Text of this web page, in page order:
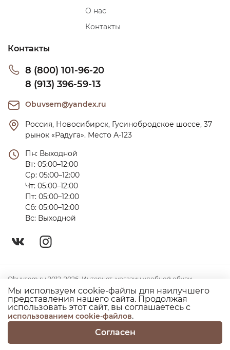
О нас
Контакты
Контакты
8 (800) 101-96-20
8 (913) 396-59-13
Obuvsem@yandex.ru
Россия, Новосибирск, Гусинобродское шоссе, 37
рынок «Радуга». Место А-123
Пн: Выходной
Вт: 05:00–12:00
Ср: 05:00–12:00
Чт: 05:00–12:00
Пт: 05:00–12:00
Сб: 05:00–12:00
Вс: Выходной
Obuvsem.ru 2012-2026. Интернет-магазин удобной обуви
Политика конфиденциальности
Согласие на использование куки
Главная Каталог Профиль Избранное Корзина
Мы используем cookie-файлы для наилучшего
представления нашего сайта. Продолжая
использовать этот сайт, вы соглашаетесь с
использованием cookie-файлов.
Согласен